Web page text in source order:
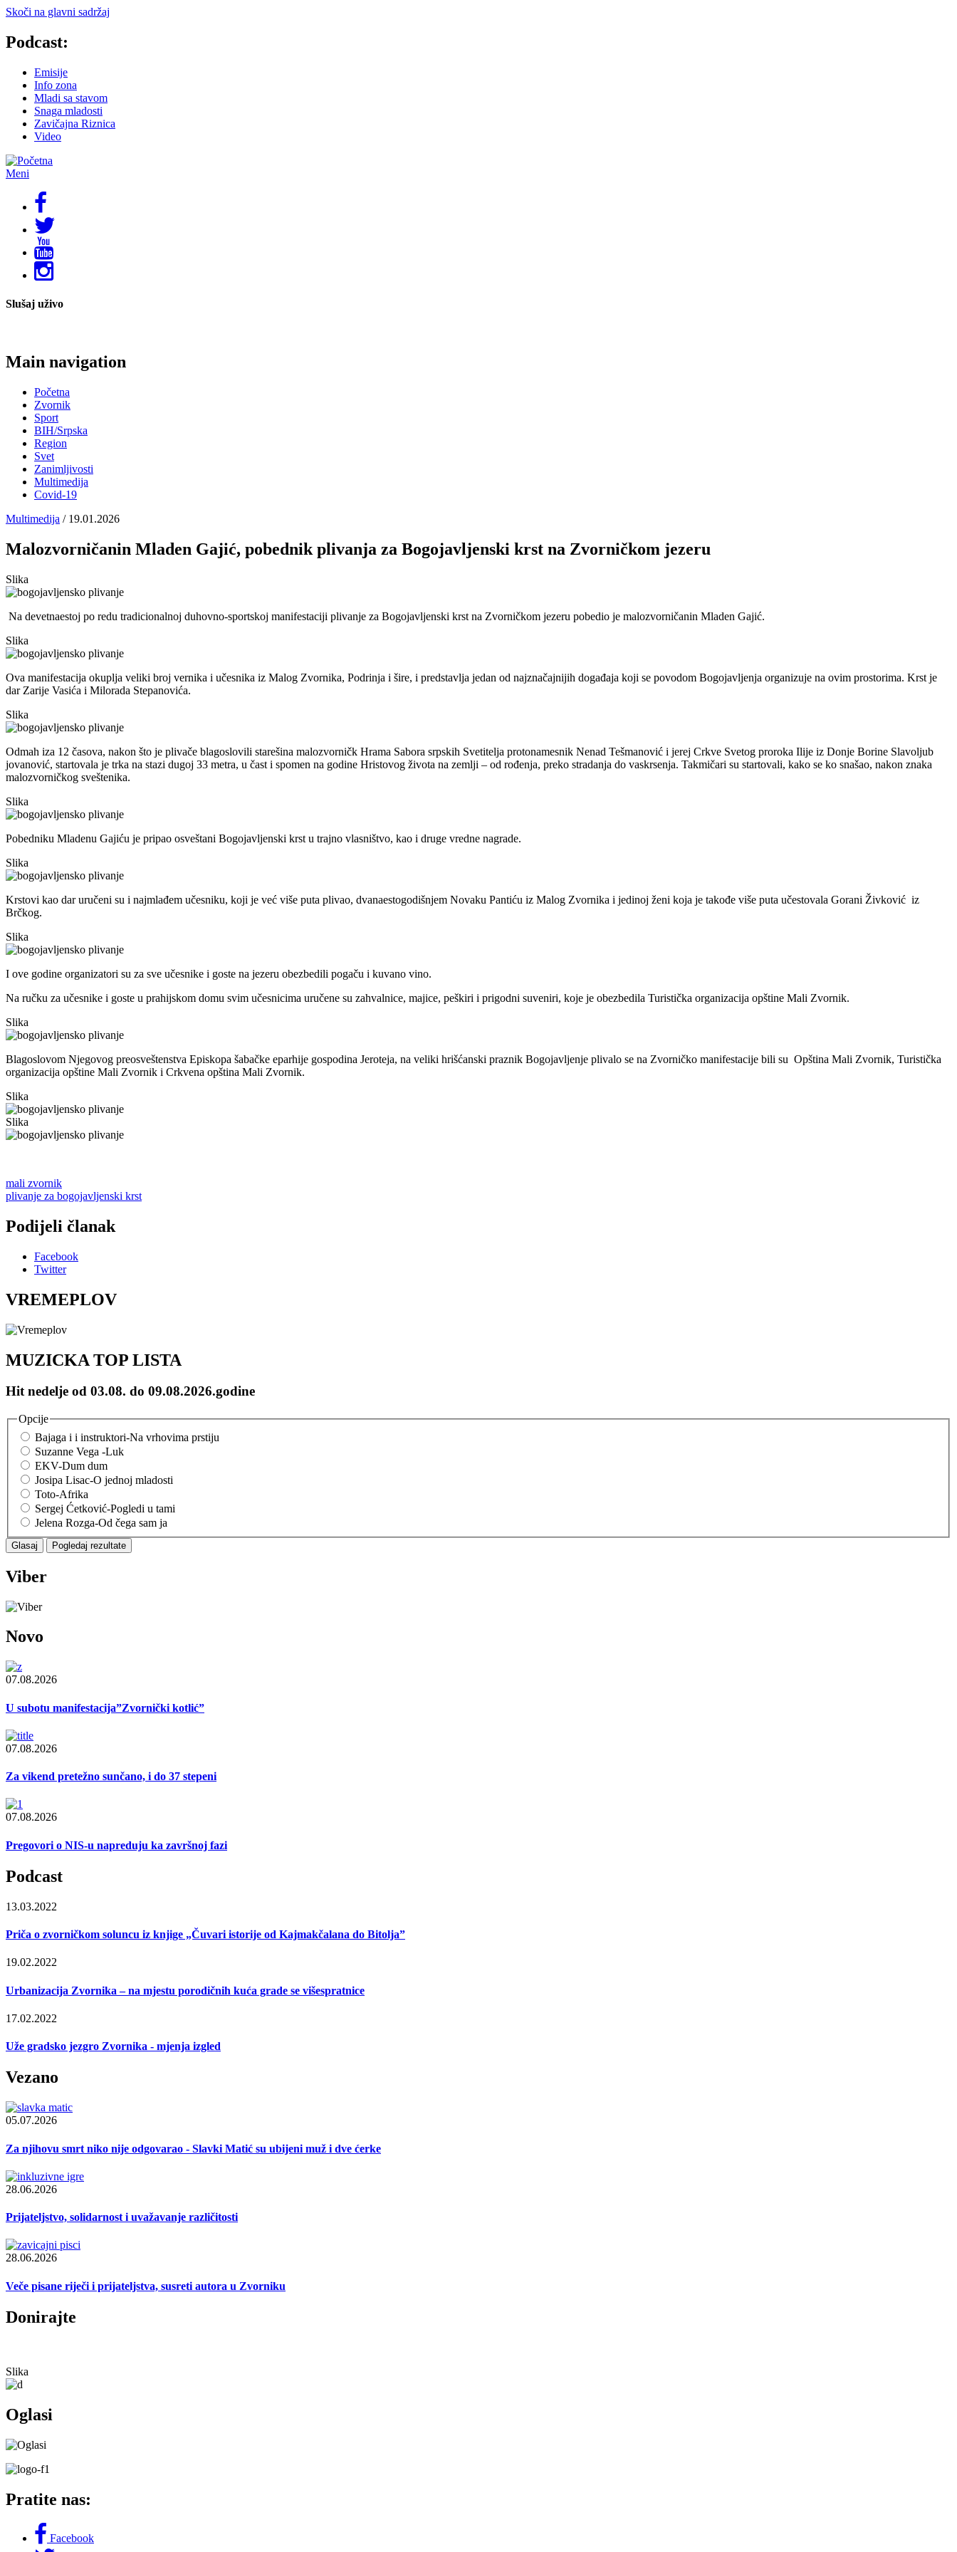
Skoči na glavni sadržaj
Podcast:
Emisije
Info zona
Mladi sa stavom
Snaga mladosti
Zavičajna Riznica
Video
Meni
Slušaj uživo
Main navigation
Početna
Zvornik
Sport
BIH/Srpska
Region
Svet
Zanimljivosti
Multimedija
Covid-19
Multimedija / 19.01.2026
Malozvorničanin Mladen Gajić, pobednik plivanja za Bogojavljenski krst na Zvorničkom jezeru
Slika
Na devetnaestoj po redu tradicionalnoj duhovno-sportskoj manifestaciji plivanje za Bogojavljenski krst na Zvorničkom jezeru pobedio je malozvorničanin Mladen Gajić.
Slika
Ova manifestacija okuplja veliki broj vernika i učesnika iz Malog Zvornika, Podrinja i šire, i predstavlja jedan od najznačajnijih događaja koji se povodom Bogojavljenja organizuje na ovim prostorima. Krst je
dar Zarije Vasića i Milorada Stepanovića.
Slika
Odmah iza 12 časova, nakon što je plivače blagoslovili starešina malozvorničk Hrama Sabora srpskih Svetitelja protonamesnik Nenad Tešmanović i jerej Crkve Svetog proroka Ilije iz Donje Borine Slavoljub
jovanović, startovala je trka na stazi dugoj 33 metra, u čast i spomen na godine Hristovog života na zemlji – od rođenja, preko stradanja do vaskrsenja. Takmičari su startovali, kako se ko snašao, nakon znaka
malozvorničkog sveštenika.
Slika
Pobedniku Mladenu Gajiću je pripao osveštani Bogojavljenski krst u trajno vlasništvo, kao i druge vredne nagrade.
Slika
Krstovi kao dar uručeni su i najmlađem učesniku, koji je već više puta plivao, dvanaestogodišnjem Novaku Pantiću iz Malog Zvornika i jedinoj ženi koja je takođe više puta učestovala Gorani Živković iz
Brčkog.
Slika
I ove godine organizatori su za sve učesnike i goste na jezeru obezbedili pogaču i kuvano vino.
Na ručku za učesnike i goste u prahijskom domu svim učesnicima uručene su zahvalnice, majice, peškiri i prigodni suveniri, koje je obezbedila Turistička organizacija opštine Mali Zvornik.
Slika
Blagoslovom Njegovog preosveštenstva Episkopa šabačke eparhije gospodina Jeroteja, na veliki hrišćanski praznik Bogojavljenje plivalo se na Zvorničko manifestacije bili su Opština Mali Zvornik, Turistička
organizacija opštine Mali Zvornik i Crkvena opština Mali Zvornik.
Slika
Slika
mali zvornik
plivanje za bogojavljenski krst
Podijeli članak
Facebook
Twitter
VREMEPLOV
MUZICKA TOP LISTA
Hit nedelje od 03.08. do 09.08.2026.godine
Opcije
Bajaga i i instruktori-Na vrhovima prstiju
Suzanne Vega -Luk
EKV-Dum dum
Josipa Lisac-O jednoj mladosti
Toto-Afrika
Sergej Ćetković-Pogledi u tami
Jelena Rozga-Od čega sam ja
Viber
Novo
07.08.2026
U subotu manifestacija”Zvornički kotlić”
07.08.2026
Za vikend pretežno sunčano, i do 37 stepeni
07.08.2026
Pregovori o NIS-u napreduju ka završnoj fazi
Podcast
13.03.2022
Priča o zvorničkom soluncu iz knjige „Čuvari istorije od Kajmakčalana do Bitolja”
19.02.2022
Urbanizacija Zvornika – na mjestu porodičnih kuća grade se višespratnice
17.02.2022
Uže gradsko jezgro Zvornika - mjenja izgled
Vezano
05.07.2026
Za njihovu smrt niko nije odgovarao - Slavki Matić su ubijeni muž i dve ćerke
28.06.2026
Prijateljstvo, solidarnost i uvažavanje različitosti
28.06.2026
Veče pisane riječi i prijateljstva, susreti autora u Zvorniku
Donirajte
Slika
Oglasi
Pratite nas:
Facebook